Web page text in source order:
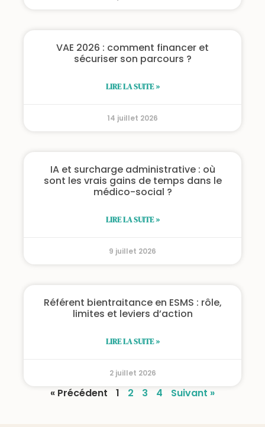
VAE 2026 : comment financer et
sécuriser son parcours ?
LIRE LA SUITE »
14 juillet 2026
IA et surcharge administrative : où
sont les vrais gains de temps dans le
médico-social ?
LIRE LA SUITE »
9 juillet 2026
Référent bientraitance en ESMS : rôle,
limites et leviers d’action
LIRE LA SUITE »
2 juillet 2026
« Précédent 1 2 3 4 Suivant »